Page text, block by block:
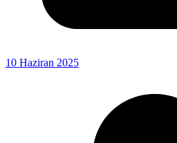
10 Haziran 2025